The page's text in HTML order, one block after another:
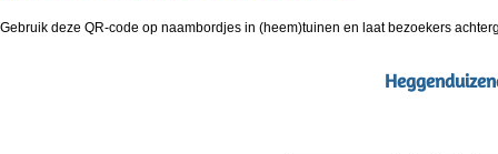
Gebruik deze QR-code op naambordjes in (heem)tuinen en laat bezoekers